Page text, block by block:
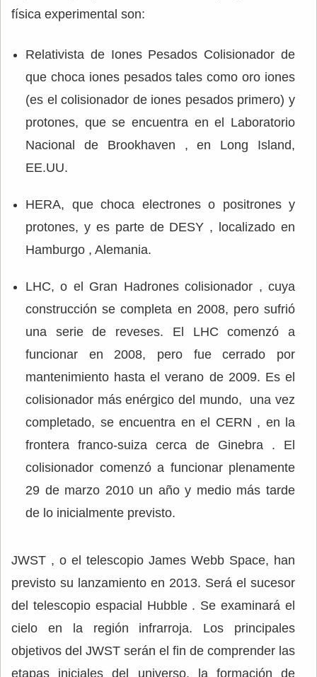
física experimental son:
Relativista de Iones Pesados Colisionador de
que choca iones pesados tales como oro iones
(es el colisionador de iones pesados primero) y
protones, que se encuentra en el Laboratorio
Nacional de Brookhaven , en Long Island,
EE.UU.
HERA, que choca electrones o positrones y
protones, y es parte de DESY , localizado en
Hamburgo , Alemania.
LHC, o el Gran Hadrones colisionador , cuya
construcción se completa en 2008, pero sufrió
una serie de reveses. El LHC comenzó a
funcionar en 2008, pero fue cerrado por
mantenimiento hasta el verano de 2009. Es el
colisionador más enérgico del mundo, una vez
completado, se encuentra en el CERN , en la
frontera franco-suiza cerca de Ginebra . El
colisionador comenzó a funcionar plenamente
29 de marzo 2010 un año y medio más tarde
de lo inicialmente previsto.
JWST , o el telescopio James Webb Space, han
previsto su lanzamiento en 2013. Será el sucesor
del telescopio espacial Hubble . Se examinará el
cielo en la región infrarroja. Los principales
objetivos del JWST serán el fin de comprender las
etapas iniciales del universo, la formación de